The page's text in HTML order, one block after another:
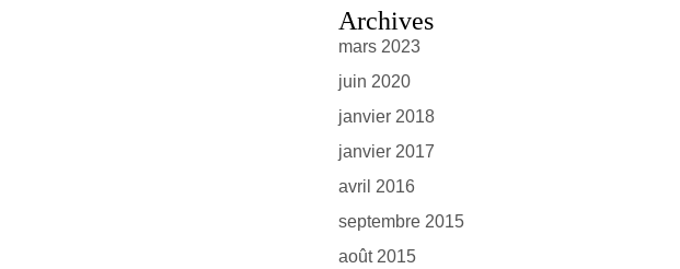
Archives
mars 2023
juin 2020
janvier 2018
janvier 2017
avril 2016
septembre 2015
août 2015